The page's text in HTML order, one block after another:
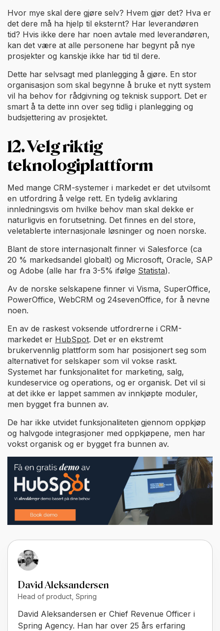
Hvor mye skal dere gjøre selv? Hvem gjør det? Hva er
det dere må ha hjelp til eksternt? Har leverandøren
tid? Hvis ikke dere har noen avtale med leverandøren,
kan det være at alle personene har begynt på nye
prosjekter og kanskje ikke har tid til dere.
Dette har selvsagt med planlegging å gjøre. En stor
organisasjon som skal begynne å bruke et nytt system
vil ha behov for rådgivning og teknisk support. Det er
smart å ta dette inn over seg tidlig i planlegging og
budsjettering av prosjektet.
12. Velg riktig
teknologiplattform
Med mange CRM-systemer i markedet er det utvilsomt
en utfordring å velge rett. En tydelig avklaring
innledningsvis om hvilke behov man skal dekke er
naturligvis en forutsetning. Det finnes en del store,
veletablerte internasjonale løsninger og noen norske.
Blant de store internasjonalt finner vi Salesforce (ca
20 % markedsandel globalt) og Microsoft, Oracle, SAP
og Adobe (alle har fra 3-5% ifølge Statista).
Av de norske selskapene finner vi Visma, SuperOffice,
PowerOffice, WebCRM og 24sevenOffice, for å nevne
noen.
En av de raskest voksende utfordrerne i CRM-
markedet er HubSpot. Det er en ekstremt
brukervennlig plattform som har posisjonert seg som
alternativet for selskaper som vil vokse raskt.
Systemet har funksjonalitet for marketing, salg,
kundeservice og operations, og er organisk. Det vil si
at det ikke er lappet sammen av innkjøpte moduler,
men bygget fra bunnen av.
De har ikke utvidet funksjonaliteten gjennom oppkjøp
og halvgode integrasjoner med oppkjøpene, men har
vokst organisk og er bygget fra bunnen av.
David Aleksandersen
Head of product, Spring
David Aleksandersen er Chief Revenue Officer i
Spring Agency. Han har over 25 års erfaring